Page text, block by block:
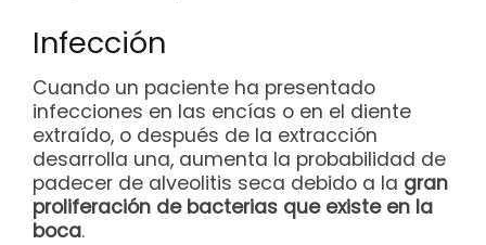
Infección
Cuando un paciente ha presentado
infecciones en las encías o en el diente
extraído, o después de la extracción
desarrolla una, aumenta la probabilidad de
padecer de alveolitis seca debido a la gran
proliferación de bacterias que existe en la
boca.